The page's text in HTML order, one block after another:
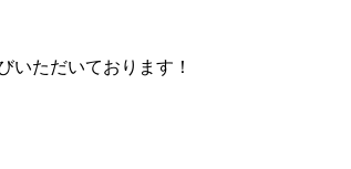
いただいております！